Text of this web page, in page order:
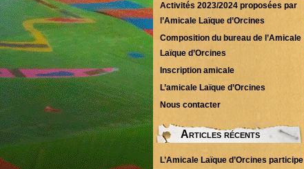
Activités 2023/2024 proposées par
l’Amicale Laïque d’Orcines
Composition du bureau de l’Amicale
Laïque d’Orcines
Inscription amicale
L’amicale Laïque d’Orcines
Nous contacter
Articles récents
L’Amicale Laïque d’Orcines participe